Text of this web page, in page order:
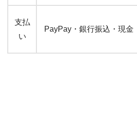
支払
い
PayPay・銀行振込・現金